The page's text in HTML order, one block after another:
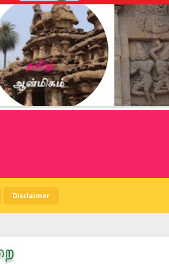
Disclaimer